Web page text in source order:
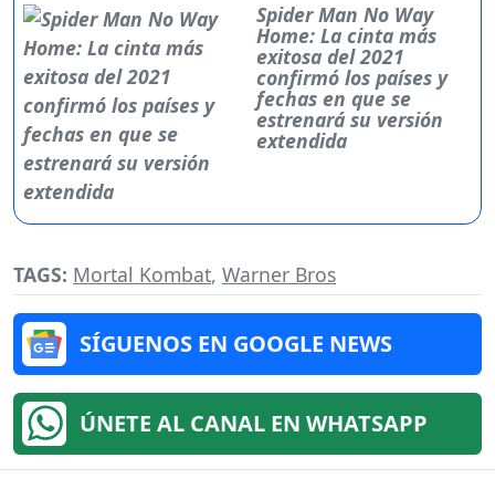
Spider Man No Way
Home: La cinta más
exitosa del 2021
confirmó los países y
fechas en que se
estrenará su versión
extendida
TAGS: Mortal Kombat, Warner Bros
SÍGUENOS EN GOOGLE NEWS
ÚNETE AL CANAL EN WHATSAPP